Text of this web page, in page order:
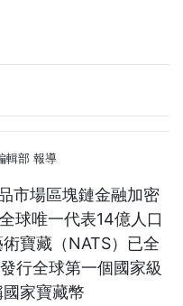
輯部 報導
市場區塊鏈金融加密
球唯一代表14億人口
寶藏（NATS）已全
行全球第一個國家級
家寶藏幣